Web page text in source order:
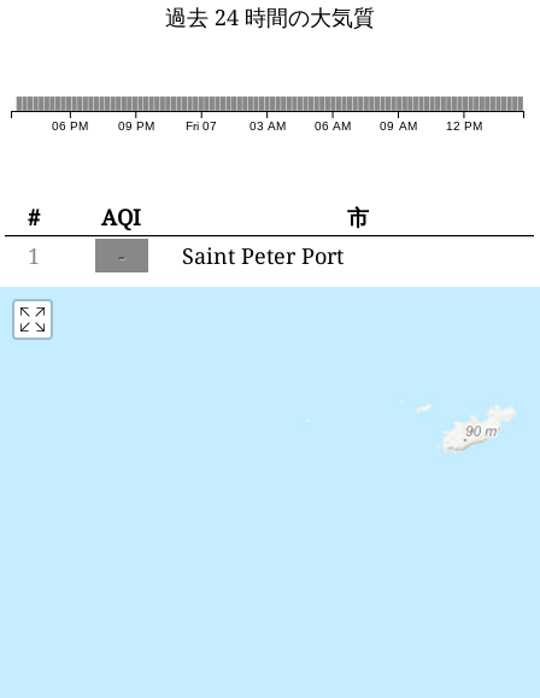
過去 24 時間の大気質
06 PM 09 PM Fri 07 03 AM 06 AM 09 AM 12 PM
# AQI
市
1
- Saint Peter Port